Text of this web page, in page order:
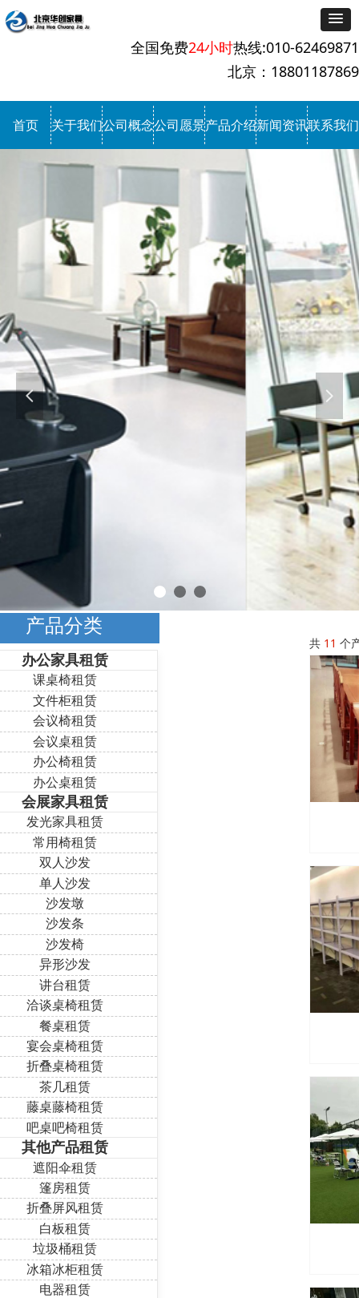
首页 关于我们公司概念公司愿景产品介绍新闻资讯联系我们
넳 넲
全国免费24小时热线:010-62469871
北京：18801187869
共 11 个
办公家具租赁
课桌椅租赁
文件柜租赁
会议椅租赁
会议桌租赁
办公椅租赁
办公桌租赁
会展家具租赁
发光家具租赁
常用椅租赁
双人沙发
单人沙发
沙发墩
沙发条
沙发椅
异形沙发
讲台租赁
洽谈桌椅租赁
餐桌租赁
宴会桌椅租赁
折叠桌椅租赁
茶几租赁
藤桌藤椅租赁
吧桌吧椅租赁
其他产品租赁
遮阳伞租赁
篷房租赁
折叠屏风租赁
白板租赁
垃圾桶租赁
冰箱冰柜租赁
电器租赁
产品分类